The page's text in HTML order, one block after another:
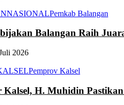
NASIONALPemkab Balangan
Balangan Raih
2026
Pemprov Kalsel
H. Muhidin Pastikan